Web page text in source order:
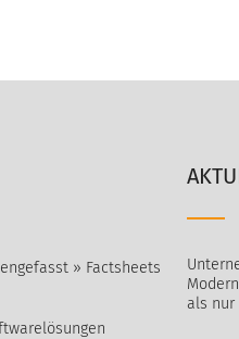
» Factsheets
als nur